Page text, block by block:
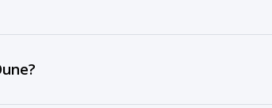
сведения за 3 года, а